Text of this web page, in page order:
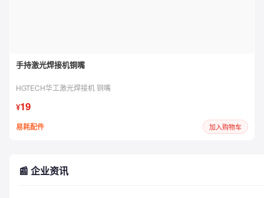
手持激光焊接机铜嘴
HGTECH华工激光焊接机 铜嘴
¥19
易耗配件 加入购物车
📰 企业资讯